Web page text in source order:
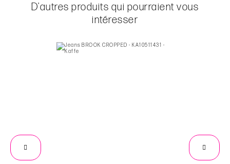
D'autres produits qui pourraient vous
intéresser